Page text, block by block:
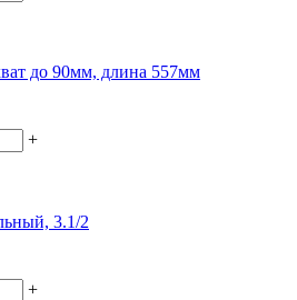
до 90мм, длина 557мм
+
3.1/2
+